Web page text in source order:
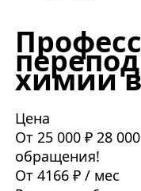
химии
Цена
От 25 000 ₽ 28
обращения!
От 4166 ₽ / мес